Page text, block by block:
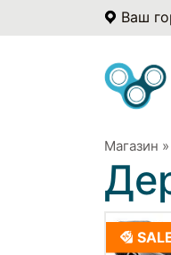
Ваш
Магазин »